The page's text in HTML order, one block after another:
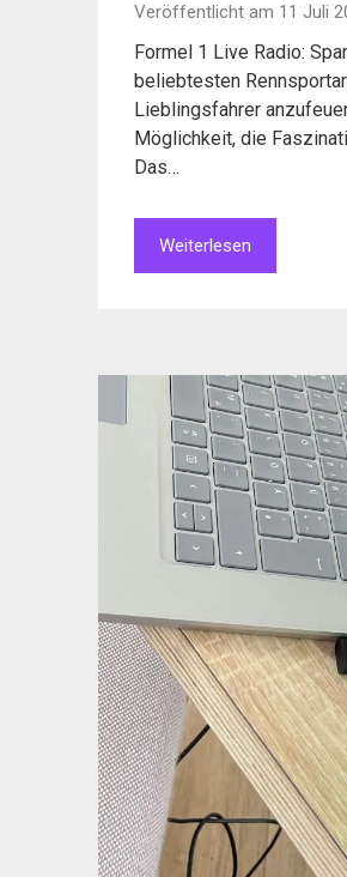
Veröffentlicht am 11 Juli
Formel 1 Live Radio:
beliebtesten
Lieblingsfahrer
Möglichkeit, die
Das…
Weiterlesen